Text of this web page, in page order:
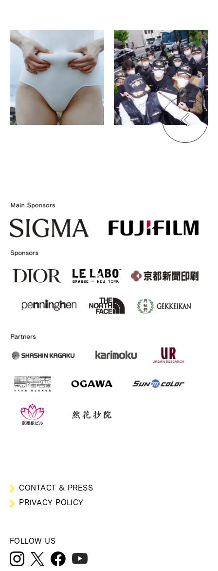
横浪 修
心緒
haku kyoto
熊野寮広報局
私たちの権利/彼らの権力
京都大学熊野寮
CONTACT & PRESS
PRIVACY POLICY
FOLLOW US